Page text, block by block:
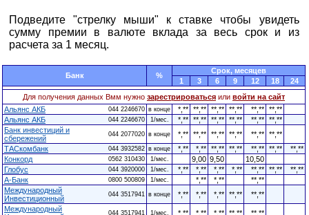
Подведите "стрелку мыши" к ставке чтобы увидеть
сумму премии в валюте вклада за весь срок и из
расчета за 1 месяц.
Банк %
Cрок, месяцев
1
3 6 9 12 18
24
Для получения данных Вмм нужно зарестрироваться или войти на сайт
Альянс АКБ
044 2246670 в конце *,** **,** **,** **,** **,** **,**
Альянс АКБ
044 2246670 1/мес. *,** **,** **,** **,** **,** **,**
Банк инвестиций и
сбережений
044 2077020 в конце *,** **,** **,** **,** **,** **,**
ТАСкомбанк
044 3932582 в конце *,** *,** **,** **,** **,** **,**
**,**
Конкорд
0562 310430 1/мес. 9,00 9,50
10,50
Глобус
044 3920000 1/мес. *,** *,** *,** *,** **,** **,**
**,**
А-Банк
0800 500809 1/мес. *,** *,**
**,**
Международный
Инвестиционный
044 3517941 в конце *,** *,** *,** **,**
**,**
Международный
044 3517941 1/мес. *,** *,** *,** **,**
**,**